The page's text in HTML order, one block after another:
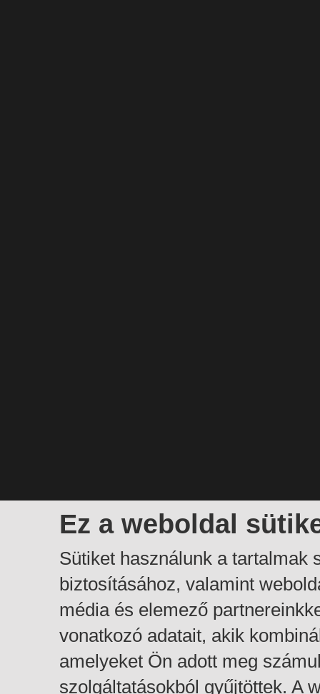
Ez a weboldal
Sütiket használunk a tartalmak
biztosításához, valamint
média és elemező
vonatkozó adatait, akik
amelyeket Ön adott meg
szolgáltatásokból gyűjtöttek. A